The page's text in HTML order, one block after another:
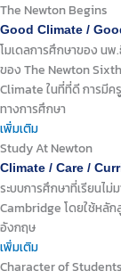
The Newton Begins
Good Climate /
โมเดลการศึกษาของ นพ
ของ The Newton
Climate ในที่ที่ดี การมี
ทางการศึกษา
เพิ่มเติม
Study At Newton
Climate / Care /
ระบบการศึกษาที่เรียนไ
Cambridge โดยใช้หลัก
อังกฤษ
เพิ่มเติม
Character of Students